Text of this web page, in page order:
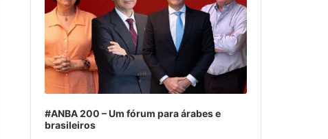
#ANBA 200 – Um fórum para árabes e
brasileiros